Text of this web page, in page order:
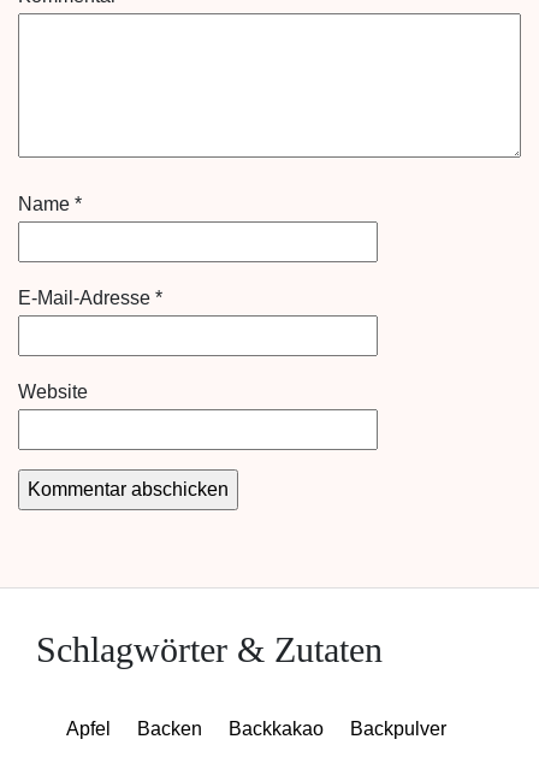
Name *
E-Mail-Adresse *
Website
Schlagwörter & Zutaten
Apfel Backen Backkakao
Backpulver